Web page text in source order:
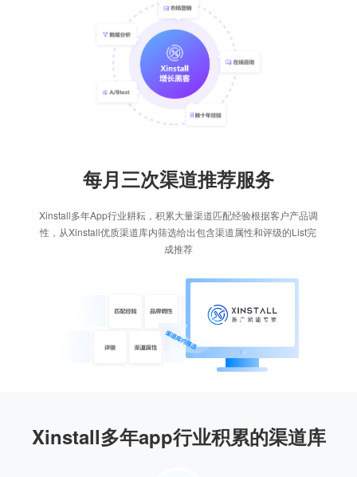
每月三次渠道推荐服务
Xinstall多年App行业耕耘，积累大量渠道匹配经验根据客户产品调
性，从Xinstall优质渠道库内筛选给出包含渠道属性和评级的List完
成推荐
Xinstall多年app行业积累的渠道库